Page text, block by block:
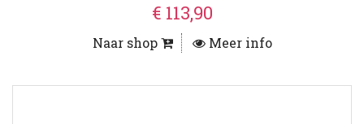
€ 113,90
Naar shop Meer info